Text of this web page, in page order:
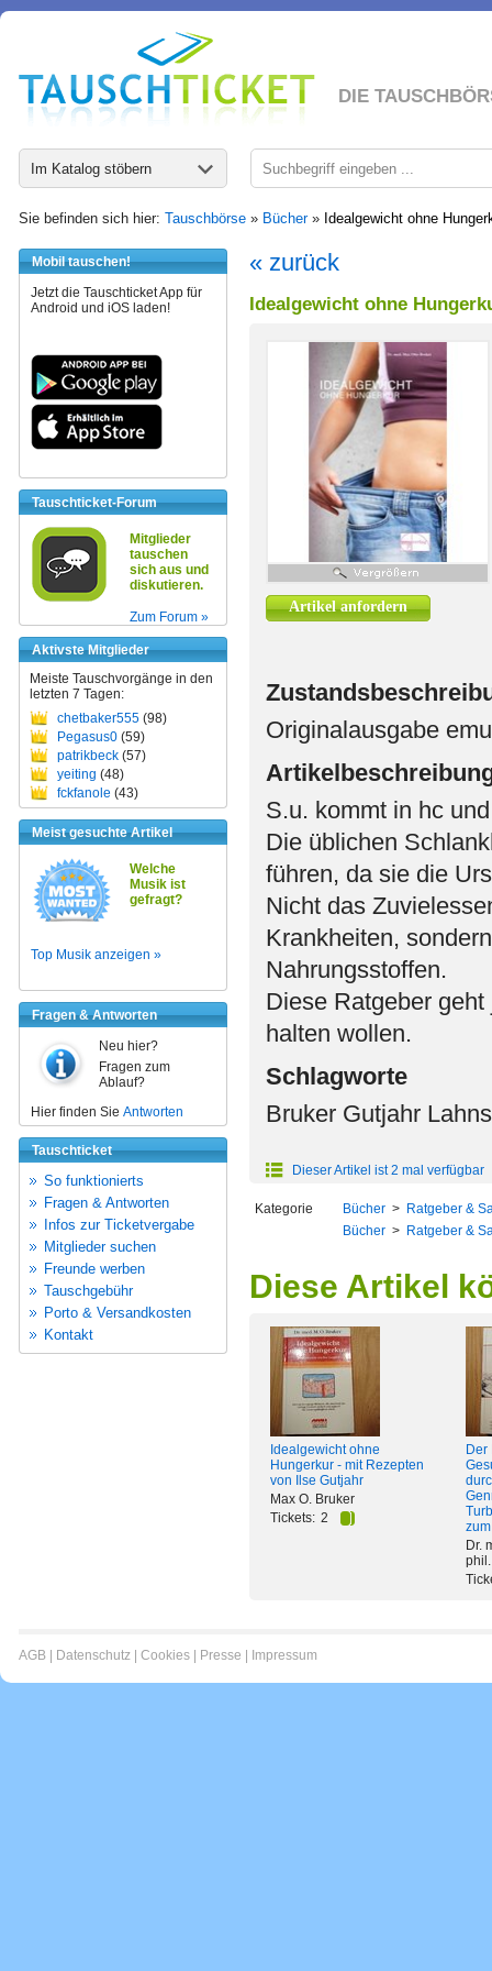
DIE
Im Katalog stöbern
Sie befinden sich hier: Tauschbörse » Bücher» Idealgewicht ohne
Mobil tauschen!
Jetzt die Tauschticket App für
Android und iOS laden!
Tauschticket-Forum
Mitglieder
tauschen
sich aus und
diskutieren.
Zum Forum »
Aktivste Mitglieder
Meiste Tauschvorgänge in den
letzten 7 Tagen:
chetbaker555 (98)
Pegasus0 (59)
patrikbeck (57)
yeiting (48)
fckfanole (43)
Meist gesuchte Artikel
Welche
Musik ist
gefragt?
Top Musik anzeigen »
Fragen & Antworten
Neu hier?
Fragen zum
Ablauf?
Hier finden Sie Antworten
Tauschticket
So funktionierts
Fragen & Antworten
Infos zur Ticketvergabe
Mitglieder suchen
Freunde werben
Tauschgebühr
Porto & Versandkosten
Kontakt
« zurück
Idealgewicht ohne
Artikel anfordern
Originalausgabe
S.u. kommt in hc
Die üblichen
führen, da sie die
Nicht das
Krankheiten,
Nahrungsstoffen.
Diese Ratgeber
halten wollen.
Schlagworte
Bruker Gutjahr
Dieser Artikel ist 2 mal verfügbar
Kategorie Bücher > Ratgeber &
Bücher > Ratgeber &
Diese Artikel
Idealgewicht ohne
Hungerkur - mit Rezepten
von Ilse Gutjahr
Max O. Bruker
Tickets: 2
Der
Dr.
AGB Datenschutz Cookies Presse Impressum